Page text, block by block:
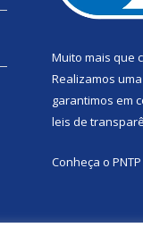
Muito mais que
Realizamos uma
garantimos em
leis de
Conheça o PNTP